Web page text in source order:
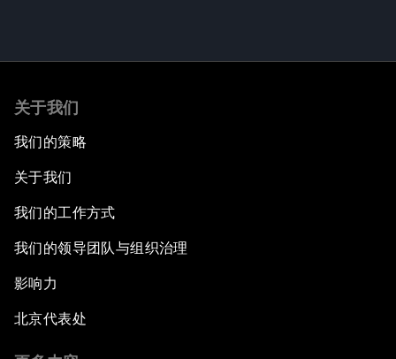
关于我们
我们的策略
关于我们
我们的工作方式
我们的领导团队与组织治理
影响力
北京代表处